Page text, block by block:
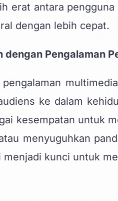
erat antara
dengan lebih cepat.
Pengalaman
ke dalam
kesempatan untuk
menyuguhkan
kunci untuk